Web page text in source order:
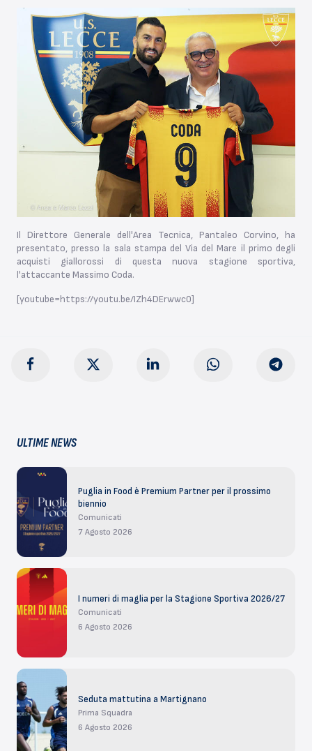
Il Direttore Generale dell'Area Tecnica, Pantaleo Corvino, ha
presentato, presso la sala stampa del Via del Mare il primo degli
acquisti giallorossi di questa nuova stagione sportiva,
l'attaccante Massimo Coda.
[youtube=https://youtu.be/IZh4DErwwc0]
ULTIME NEWS
Puglia in Food è Premium Partner per il prossimo
biennio
Comunicati
7 Agosto 2026
I numeri di maglia per la Stagione Sportiva 2026/27
Comunicati
6 Agosto 2026
Seduta mattutina a Martignano
Prima Squadra
6 Agosto 2026